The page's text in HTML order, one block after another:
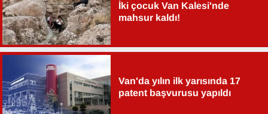
İki çocuk Van Kalesi'nde
mahsur kaldı!
Van'da yılın ilk yarısında 17
patent başvurusu yapıldı